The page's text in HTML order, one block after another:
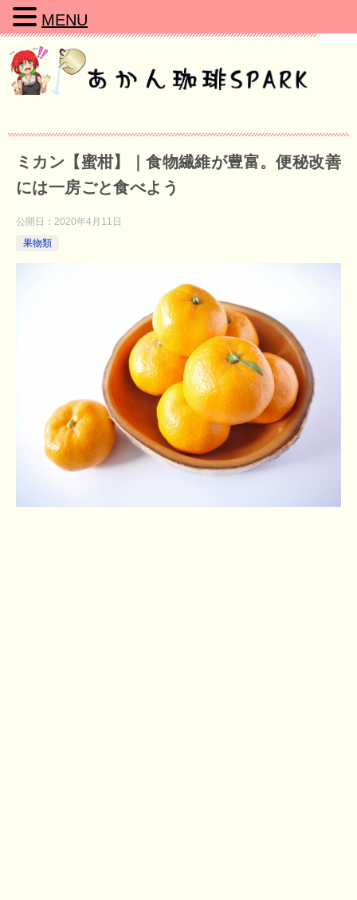
ミカン【蜜柑】｜食物繊維が豊富。便秘改善
には一房ごと食べよう
公開日： 2020年4月11日
果物類
MENU